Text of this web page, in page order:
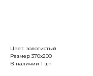
Цвет: золотистый
Размер 370х200
В наличии 1 шт